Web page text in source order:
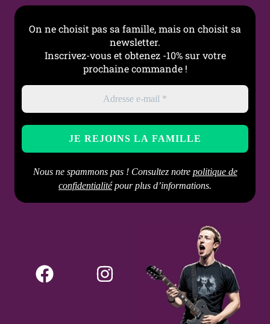
Type de fermoir
Clicker (charnière
Gothique, Punk, Alternatif,
Graphique
Festival, Sortie, Look
alternatif
Entretien
Nettoyer avec un chiffon
abrasifs et le contact
prolongé avec l’humidité
On ne choisit pas sa famille, mais on choisit sa
newsletter.
Inscrivez-vous et obtenez -10% sur votre
prochaine commande !
Nous ne spammons pas ! Consultez notre politique de
confidentialitépour plus d’informations.